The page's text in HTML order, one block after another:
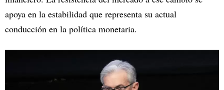
apoya en la estabilidad que representa su actual
conducción en la política monetaria.